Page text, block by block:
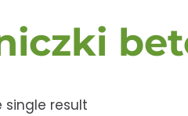
single result